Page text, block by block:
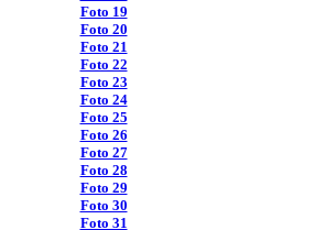
Foto 19
Foto 20
Foto 21
Foto 22
Foto 23
Foto 24
Foto 25
Foto 26
Foto 27
Foto 28
Foto 29
Foto 30
Foto 31